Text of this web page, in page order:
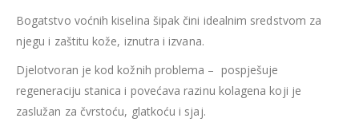
Bogatstvo voćnih kiselina šipak čini idealnim sredstvom za
njegu i zaštitu kože, iznutra i izvana.
Djelotvoran je kod kožnih problema – pospješuje
regeneraciju stanica i povećava razinu kolagena koji je
zaslužan za čvrstoću, glatkoću i sjaj.